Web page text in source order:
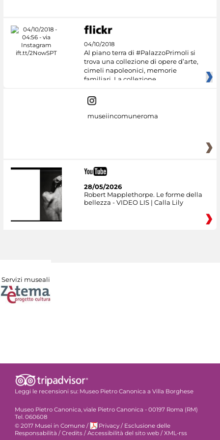
04/10/2018
Al piano terra di #PalazzoPrimoli si
trova una collezione di opere d’arte,
cimeli napoleonici, memorie
familiari. La collezione
museiincomuneroma
28/05/2026
Robert Mapplethorpe. Le forme della
bellezza - VIDEO LIS | Calla Lily
Servizi museali
Leggi le recensioni su: Museo Pietro Canonica a Villa Borghese
Museo Pietro Canonica, viale Pietro Canonica - 00197 Roma (RM)
Tel. 060608
© 2017 Musei in Comune / Privacy / Esclusione delle
Responsabilità / Credits / Accessibilità del sito web / XML-rss